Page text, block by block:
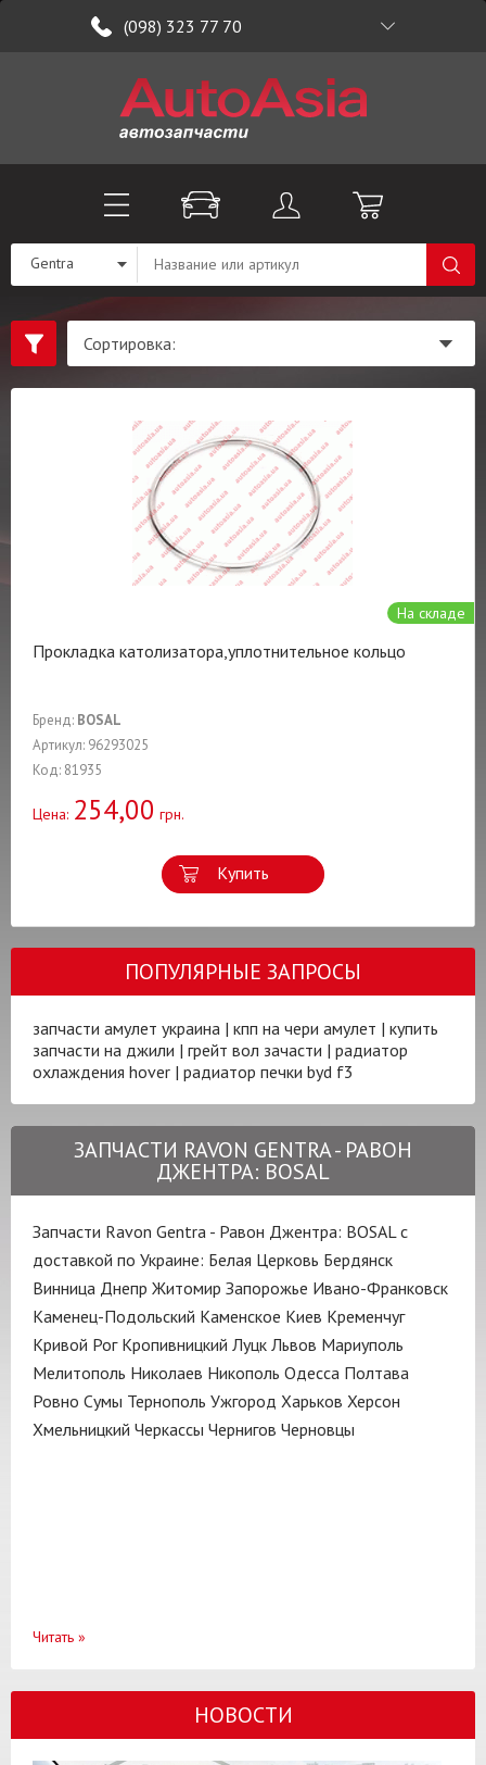
(098) 323 77 70
Gentra
На складе
Прокладка католизатора,уплотнительное кольцо
Бренд: BOSAL
Артикул: 96293025
Код: 81935
Цена: 254,00 грн.
Купить
ПОПУЛЯРНЫЕ ЗАПРОСЫ
запчасти амулет украина | кпп на чери амулет | купить
запчасти на джили | грейт вол зачасти | радиатор
охлаждения hover | радиатор печки byd f3
ЗАПЧАСТИ RAVON GENTRA - РАВОН
ДЖЕНТРА: BOSAL
Запчасти Ravon Gentra - Равон Джентра: BOSAL с
доставкой по Украине: Белая Церковь Бердянск
Винница Днепр Житомир Запорожье Ивано-Франковск
Каменец-Подольский Каменское Киев Кременчуг
Кривой Рог Кропивницкий Луцк Львов Мариуполь
Мелитополь Николаев Никополь Одесса Полтава
Ровно Сумы Тернополь Ужгород Харьков Херсон
Хмельницкий Черкассы Чернигов Черновцы
Читать »
НОВОСТИ